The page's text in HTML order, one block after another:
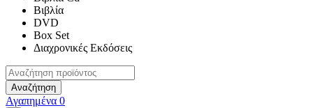
Βιβλία
DVD
Box Set
Διαχρονικές Εκδόσεις
Αναζήτηση
Αγαπημένα 0